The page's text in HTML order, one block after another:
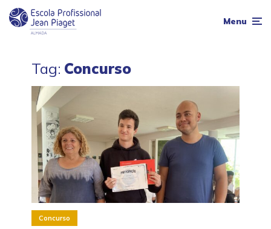
Menu
Tag: Concurso
Concurso